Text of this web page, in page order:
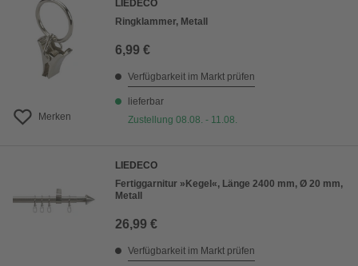
Merken
LIEDECO
Ringklammer, Metall
6,99 €
Verfügbarkeit im Markt prüfen
lieferbar
Zustellung 08.08. - 11.08.
LIEDECO
Fertiggarnitur »Kegel«, Länge 2400 mm, Ø 20 mm,
Metall
26,99 €
Verfügbarkeit im Markt prüfen